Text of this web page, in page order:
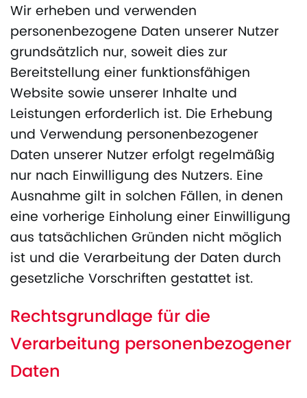
Wir erheben und verwenden
personenbezogene Daten unserer Nutzer
grundsätzlich nur, soweit dies zur
Bereitstellung einer funktionsfähigen
Website sowie unserer Inhalte und
Leistungen erforderlich ist. Die Erhebung
und Verwendung personenbezogener
Daten unserer Nutzer erfolgt regelmäßig
nur nach Einwilligung des Nutzers. Eine
Ausnahme gilt in solchen Fällen, in denen
eine vorherige Einholung einer Einwilligung
aus tatsächlichen Gründen nicht möglich
ist und die Verarbeitung der Daten durch
gesetzliche Vorschriften gestattet ist.
Rechtsgrundlage für die
Verarbeitung personenbezogener
Daten